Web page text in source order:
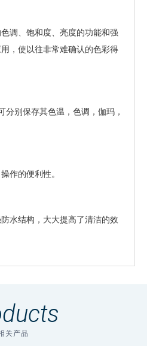
调、饱和度、亮度的功能和强
，使以往非常难确认的色彩得
分别保存其色温，色调，伽玛，
作的便利性。
水结构，大大提高了清洁的效
关产品